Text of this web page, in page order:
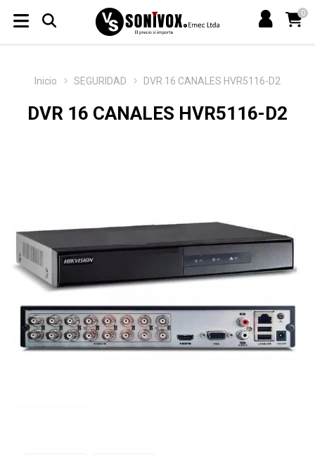
0
Inicio SEGURIDAD DVR 16 CANALES HVR5116-D2
DVR 16 CANALES HVR5116-D2